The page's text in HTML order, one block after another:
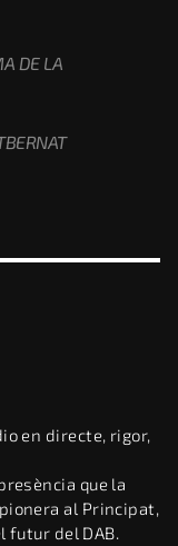
DE LA
en directe, rigor,
que la
al Principat,
futur del DAB.